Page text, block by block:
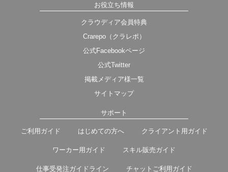
お役立ち情報
クラウディア会員特典
Crarepo（クラレポ）
公式Facebookページ
公式Twitter
掲載メディア様一覧
サイトマップ
サポート
ご利用ガイド はじめての方へ クライアント用ガイド
ワーカー用ガイド スキル販売ガイド
仕事受発注ガイドライン チャットご利用ガイド